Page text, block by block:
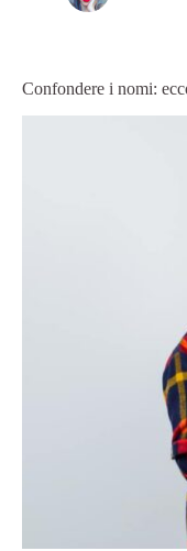
Confondere i nomi: